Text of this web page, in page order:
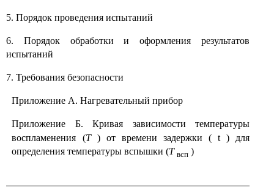
5. Порядок проведения испытаний
6. Порядок обработки и оформления результатов
испытаний
7. Требования безопасности
Приложение А. Нагревательный прибор
Приложение Б. Кривая зависимости температуры
воспламенения (Т) от времени задержки ( t ) для
определения температуры вспышки (Т всп )